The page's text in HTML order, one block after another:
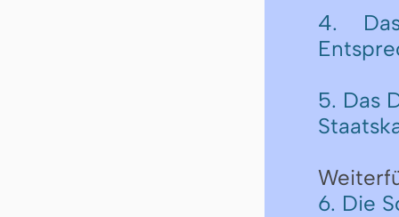
4.
5. Das
6. Die